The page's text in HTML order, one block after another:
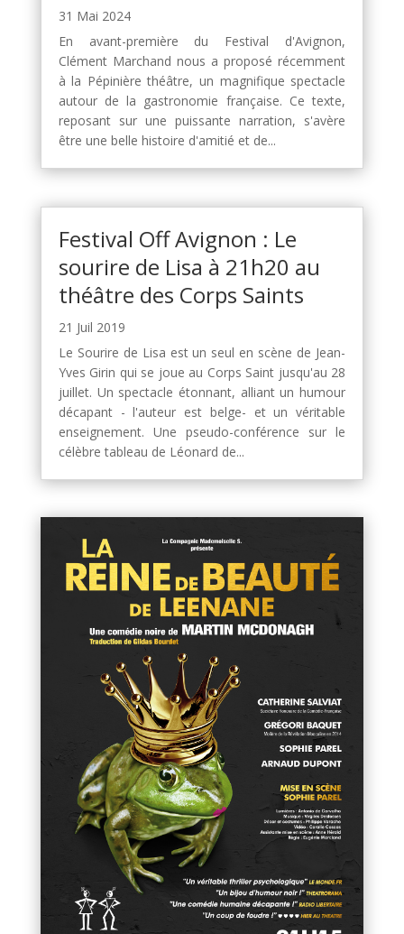
31 Mai 2024
En avant-première du Festival d'Avignon,
Clément Marchand nous a proposé récemment
à la Pépinière théâtre, un magnifique spectacle
autour de la gastronomie française. Ce texte,
reposant sur une puissante narration, s'avère
être une belle histoire d'amitié et de...
Festival Off Avignon : Le
sourire de Lisa à 21h20 au
théâtre des Corps Saints
21 Juil 2019
Le Sourire de Lisa est un seul en scène de Jean-
Yves Girin qui se joue au Corps Saint jusqu'au 28
juillet. Un spectacle étonnant, alliant un humour
décapant - l'auteur est belge- et un véritable
enseignement. Une pseudo-conférence sur le
célèbre tableau de Léonard de...